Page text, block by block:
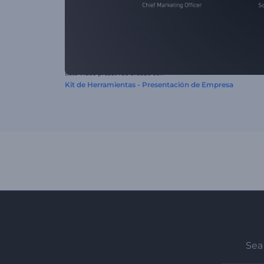
Este video preset fue creado con
Kit de Herramientas - Presentación de Empresa